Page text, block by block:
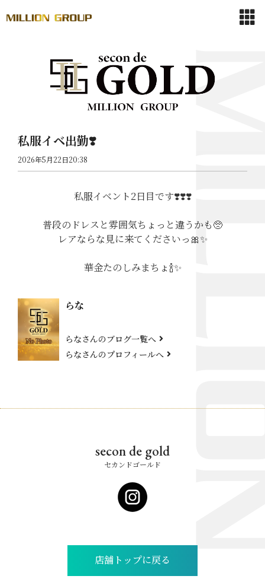
私服イベ出勤❣️
2026年5月22日20:38
私服イベント2日目です❣️❣️❣️
普段のドレスと雰囲気ちょっと違うかも🥺
レアならな見に来てくださいっ🎀✨
華金たのしみまちょ🍾✨
らな
らなさんのブログ一覧へ
らなさんのプロフィールへ
secon de gold
セカンドゴールド
店舗トップに戻る